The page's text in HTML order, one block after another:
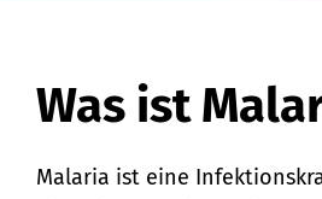
Was ist
Malaria ist eine